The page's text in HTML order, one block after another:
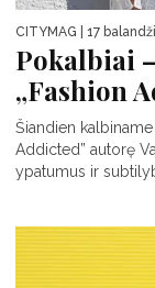
CITYMAG | 17
Pokalbiai
„Fashion
Šiandien
Addicted” autorę
ypatumus ir